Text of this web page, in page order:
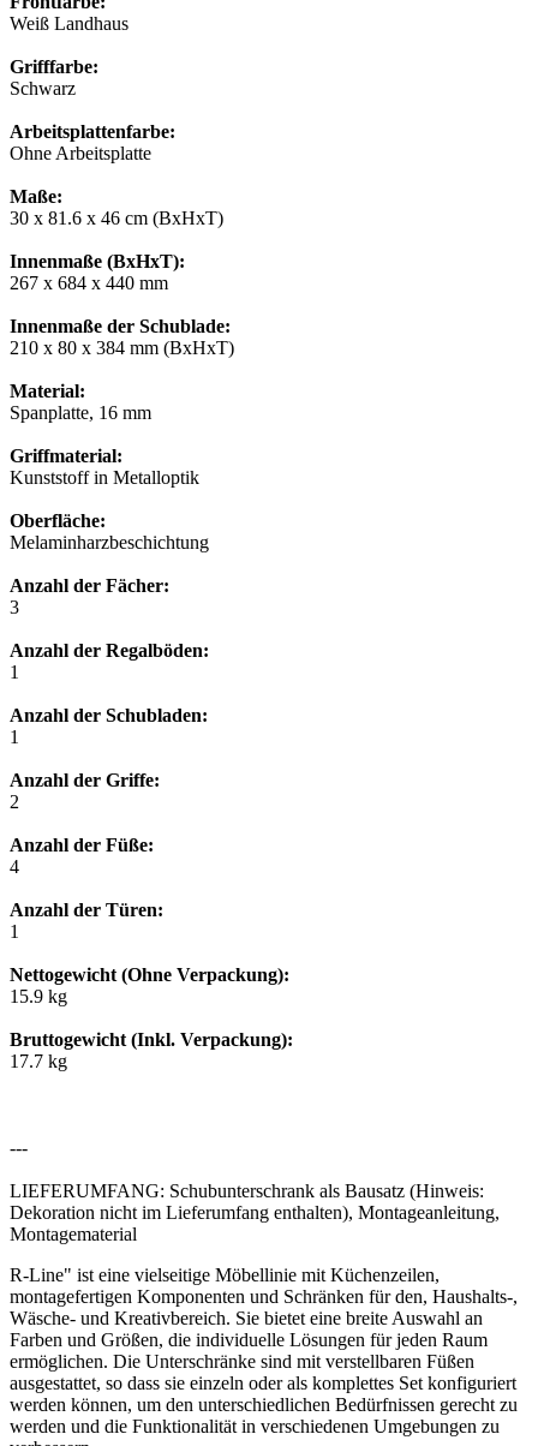
Weiß Landhaus
Grifffarbe:
Schwarz
Arbeitsplattenfarbe:
Ohne Arbeitsplatte
Maße:
30 x 81.6 x 46 cm (BxHxT)
Innenmaße (BxHxT):
267 x 684 x 440 mm
Innenmaße der Schublade:
210 x 80 x 384 mm (BxHxT)
Material:
Spanplatte, 16 mm
Griffmaterial:
Kunststoff in Metalloptik
Oberfläche:
Melaminharzbeschichtung
Anzahl der Fächer:
3
Anzahl der Regalböden:
1
Anzahl der Schubladen:
1
Anzahl der Griffe:
2
Anzahl der Füße:
4
Anzahl der Türen:
1
Nettogewicht (Ohne Verpackung):
15.9 kg
Bruttogewicht (Inkl. Verpackung):
17.7 kg
---
LIEFERUMFANG: Schubunterschrank als Bausatz (Hinweis:
Dekoration nicht im Lieferumfang enthalten), Montageanleitung,
Montagematerial
R-Line" ist eine vielseitige Möbellinie mit Küchenzeilen,
montagefertigen Komponenten und Schränken für den, Haushalts-,
Wäsche- und Kreativbereich. Sie bietet eine breite Auswahl an
Farben und Größen, die individuelle Lösungen für jeden Raum
ermöglichen. Die Unterschränke sind mit verstellbaren Füßen
ausgestattet, so dass sie einzeln oder als komplettes Set konfiguriert
werden können, um den unterschiedlichen Bedürfnissen gerecht zu
werden und die Funktionalität in verschiedenen Umgebungen zu